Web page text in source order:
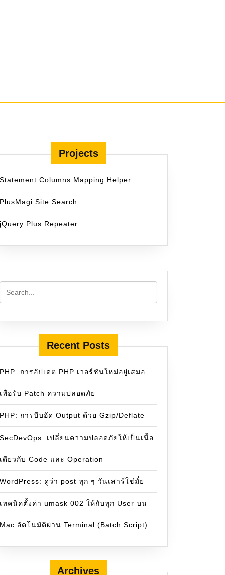
Projects
Statement Columns Mapping Helper
PlusMagi Site Search
jQuery Plus Repeater
Recent Posts
PHP: การอัปเดต PHP เวอร์ชันใหม่อยู่เสมอ
เพื่อรับ Patch ความปลอดภัย
PHP: การบีบอัด Output ด้วย Gzip/Deflate
SecDevOps: เปลี่ยนความปลอดภัยให้เป็นเนื้อ
เดียวกับ Code และ Operation
WordPress: ดูว่า post ทุก ๆ วันเสาร์ใช่มั๋ย
เทคนิคตั้งค่า umask 002 ให้กับทุก User บน
Mac อัตโนมัติผ่าน Terminal (Batch Script)
Archives